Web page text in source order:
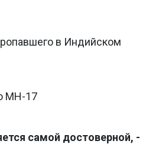
в Индийском
MH-17
самой достоверной, -